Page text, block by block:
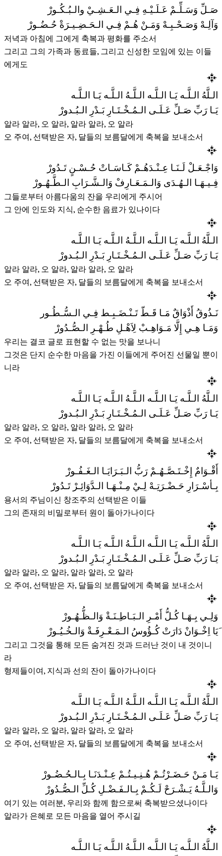
صَـلِّ وَسَـلِّـمْ عَـلَـيْـهِ فِـي الـعَـشِـيْ والـبُـكُـورْ
وَآلِـهْ وَصَـحْـبِـهْ وَمَـنْ هُـمْ فِـي الـحَـضِـيـرَةْ حُـضُـورْ
저녁과 아침에 그에게 축복과 평화를 주소서
그리고 그의 가족과 동료들, 그리고 신성한 모임에 있는 이들
에게도
الـلَّهُ الـلَّـه يَـا الـلَّـه الـلَّـهُ الـلَّـه يَـا الـلَّـه
يَـا رَبِّ صَـلِّ عَـلَـى الـمُـخْـتَـارِ بَـدْرِ الـبُـدورْ
알라 알라, 오 알라, 알라 알라, 오 알라
오 주여, 선택받은 자, 달들의 보름달에게 축복을 보내소서
وَاجْـعَـلْ لَـنَـا عِـنْـدَهُـمْ كَـاسَـاتْ حُـسْـنٍ تَـدُورْ
فِـيـهَـا الـهُـدَى وَالـمَـعَـارِفْ وَالـشَّـرَابِ الـطَّـهُـورْ
그들로부터 아름다움의 잔을 우리에게 주시어
그 안에 인도와 지식, 순수한 음료가 있나이다
الـلَّهُ الـلَّـه يَـا الـلَّـه الـلَّـهُ الـلَّـه يَـا الـلَّـه
يَـا رَبِّ صَـلِّ عَـلَـى الـمُـخْـتَـارِ بَـدْرِ الـبُـدورْ
알라 알라, 오 알라, 알라 알라, 오 알라
오 주여, 선택받은 자, 달들의 보름달에게 축복을 보내소서
نَـذُوقُ أَذْوَاقٌ مَـا قَـطّ تَـنْـضَـبِـط فِـي الـسُّـطُـور
وَمَـا هِـي إِلَّا مَـوَاهِـبْ لِاَهْـلِ طُـهْـرِ الـصُّـدُورْ
우리는 결코 글로 표현할 수 없는 맛을 보나니
그것은 단지 순수한 마음을 가진 이들에게 주어진 선물일 뿐이
니라
الـلَّهُ الـلَّـه يَـا الـلَّـه الـلَّـهُ الـلَّـه يَـا الـلَّـه
يَـا رَبِّ صَـلِّ عَـلَـى الـمُـخْـتَـارِ بَـدْرِ الـبُـدورْ
알라 알라, 오 알라, 알라 알라, 오 알라
오 주여, 선택받은 자, 달들의 보름달에게 축복을 보내소서
أَقْـوَامٌ إِخْـتَـصَّـهُـمْ رَبُّ الـبَـرَايَـا الـغَـفُـورْ
بِـأسْـرَارِ حَـضْـرَتِـهْ لِـيْ مِـنْـهَـا الـدَّوَائِـرْ تَـدُورْ
용서의 주님이신 창조주의 선택받은 이들
그의 존재의 비밀로부터 원이 돌아가나이다
الـلَّهُ الـلَّـه يَـا الـلَّـه الـلَّـهُ الـلَّـه يَـا الـلَّـه
يَـا رَبِّ صَـلِّ عَـلَـى الـمُـخْـتَـارِ بَـدْرِ الـبُـدورْ
알라 알라, 오 알라, 알라 알라, 오 알라
오 주여, 선택받은 자, 달들의 보름달에게 축복을 보내소서
وَلِـي بِـهَـا كُـلُّ أَمْـرِ الـبَـاطِـنَـةْ وَالـظُّـهُـورْ
َیَا اِخْـوَانْ دَارَتْ كُـؤُوسُ الـمَـعْـرِفَـةْ وَالـخُـيُـورْ
그리고 그것을 통해 모든 숨겨진 것과 드러난 것이 내 것이니
라
형제들이여, 지식과 선의 잔이 돌아가나이다
الـلَّهُ الـلَّـه يَـا الـلَّـه الـلَّـهُ الـلَّـه يَـا الـلَّـه
يَـا رَبِّ صَـلِّ عَـلَـى الـمُـخْـتَـارِ بَـدْرِ الـبُـدورْ
알라 알라, 오 알라, 알라 알라, 오 알라
오 주여, 선택받은 자, 달들의 보름달에게 축복을 보내소서
يَـا مَـنْ حَـضَـرْتُـمْ هُـنِـيـتُـمْ عِـنْـدَنَـا بِـالـحُـضُـورْ
وَالـلَّـهُ يَـشْـرَحْ لَـكُـمْ بِـالـفَـضْـلِ كُـلِّ الـصُّـدُورْ
여기 있는 여러분, 우리와 함께 함으로써 축복받으셨나이다
알라가 은혜로 모든 마음을 열어 주시길
الـلَّهُ الـلَّـه يَـا الـلَّـه الـلَّـهُ الـلَّـه يَـا الـلَّـه